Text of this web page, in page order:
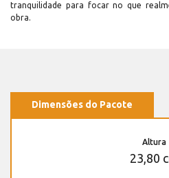
tranquilidade para focar no que
obra.
Dimensões do Pacote
Altura
23,80